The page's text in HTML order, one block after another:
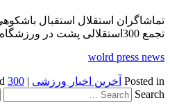
تماشاگران استقلال استقبال
تجمع 300استقلالی پشت در ورزشگاه نفت و گاز
wolrd press news
Posted in آخرین اخبار ورزشی | 300استقلالی گاز
Search